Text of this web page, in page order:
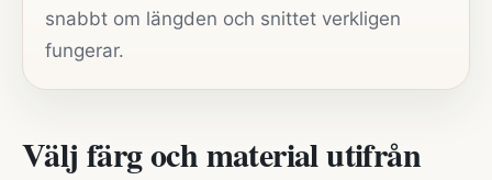
snabbt om längden och snittet verkligen
fungerar.
Välj färg och material utifrån